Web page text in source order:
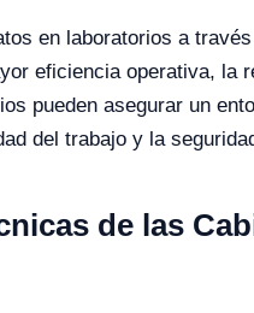
en laboratorios a
eficiencia operativa, la
pueden asegurar un
del trabajo y la
de las